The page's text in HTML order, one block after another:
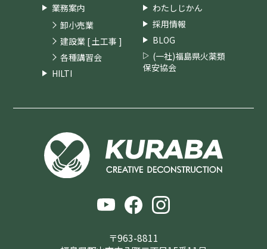
〒963-8811
業務案内
卸小売業
建設業 [ 土工事 ]
各種講習会
HILTI
わたしじかん
採用情報
BLOG
(一社)福島県火薬類
保安協会